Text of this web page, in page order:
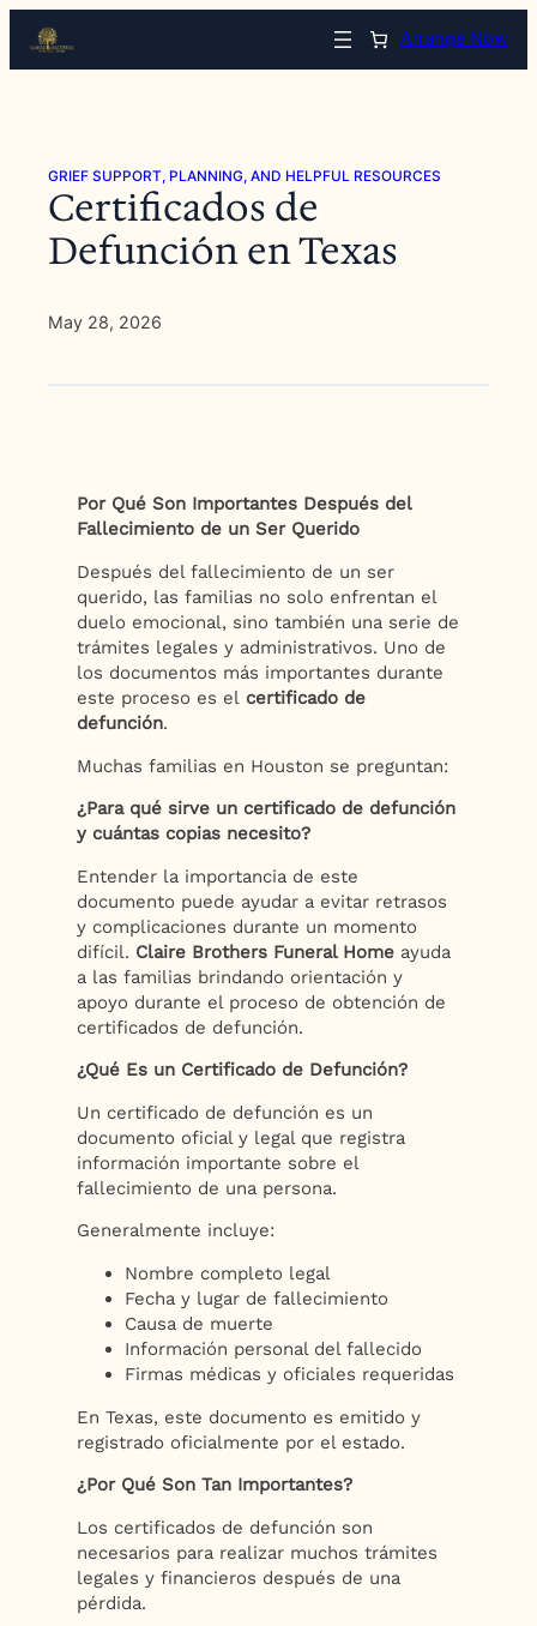
content
Arrange Now
GRIEF SUPPORT, PLANNING, AND HELPFUL RESOURCES
Certificados de
Defunción en Texas
May 28, 2026
Por Qué Son Importantes Después del
Fallecimiento de un Ser Querido
Después del fallecimiento de un ser
querido, las familias no solo enfrentan el
duelo emocional, sino también una serie de
trámites legales y administrativos. Uno de
los documentos más importantes durante
este proceso es el certificado de
defunción.
Muchas familias en Houston se preguntan:
¿Para qué sirve un certificado de defunción
y cuántas copias necesito?
Entender la importancia de este
documento puede ayudar a evitar retrasos
y complicaciones durante un momento
difícil. Claire Brothers Funeral Home ayuda
a las familias brindando orientación y
apoyo durante el proceso de obtención de
certificados de defunción.
¿Qué Es un Certificado de Defunción?
Un certificado de defunción es un
documento oficial y legal que registra
información importante sobre el
fallecimiento de una persona.
Generalmente incluye:
Nombre completo legal
Fecha y lugar de fallecimiento
Causa de muerte
Información personal del fallecido
Firmas médicas y oficiales requeridas
En Texas, este documento es emitido y
registrado oficialmente por el estado.
¿Por Qué Son Tan Importantes?
Los certificados de defunción son
necesarios para realizar muchos trámites
legales y financieros después de una
pérdida.